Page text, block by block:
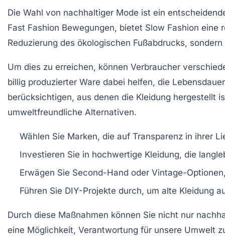
Die Wahl von nachhaltiger Mode ist ein
Fast Fashion Bewegungen, bietet Slow Fashion eine
Reduzierung des ökologischen Fußabdrucks,
Um dies zu erreichen, können Verbraucher
billig produzierter Ware dabei helfen, die
berücksichtigen, aus denen die Kleidung hergestellt
umweltfreundliche Alternativen.
Wählen Sie Marken, die auf Transparenz in ihrer
Investieren Sie in hochwertige Kleidung, die
Erwägen Sie Second-Hand oder Vintage-
Führen Sie DIY-Projekte durch, um alte Kleidung
Durch diese Maßnahmen können Sie nicht nur
eine Möglichkeit, Verantwortung für unsere Umwelt